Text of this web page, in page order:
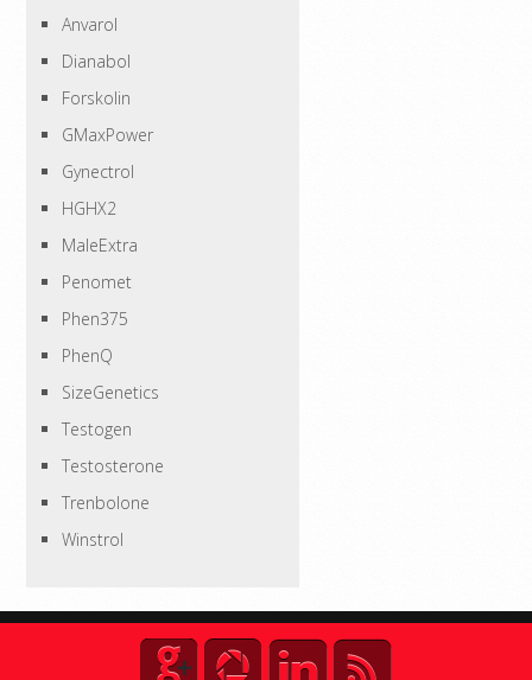
Anvarol
Dianabol
Forskolin
GMaxPower
Gynectrol
HGHX2
MaleExtra
Penomet
Phen375
PhenQ
SizeGenetics
Testogen
Testosterone
Trenbolone
Winstrol